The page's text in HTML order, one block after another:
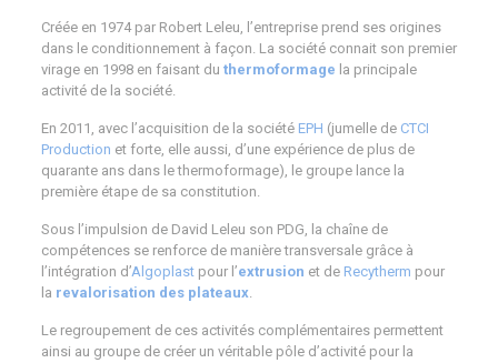
Créée en 1974 par Robert Leleu, l’entreprise prend ses origines
dans le conditionnement à façon. La société connait son premier
virage en 1998 en faisant du thermoformage la principale
activité de la société.
En 2011, avec l’acquisition de la société EPH (jumelle de CTCI
Production et forte, elle aussi, d’une expérience de plus de
quarante ans dans le thermoformage), le groupe lance la
première étape de sa constitution.
Sous l’impulsion de David Leleu son PDG, la chaîne de
compétences se renforce de manière transversale grâce à
l’intégration d’Algoplastpour l’extrusion et de Recytherm pour
la revalorisation des plateaux.
Le regroupement de ces activités complémentaires permettent
ainsi au groupe de créer un véritable pôle d’activité pour la